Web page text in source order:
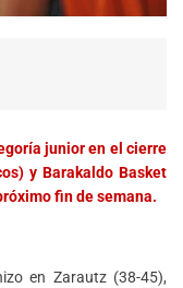
junior en el cierre
y Barakaldo Basket
fin de semana.
en Zarautz (38-45),